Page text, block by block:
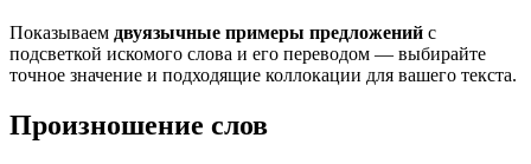
Показываем двуязычные примеры предложений с
подсветкой искомого слова и его переводом — выбирайте
точное значение и подходящие коллокации для вашего текста.
Произношение слов